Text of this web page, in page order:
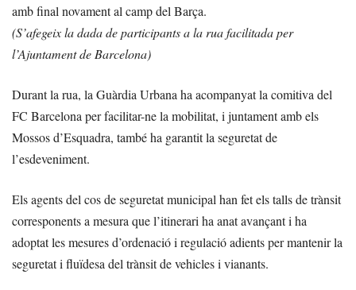
amb final novament al camp del Barça.
(S’afegeix la dada de participants a la rua facilitada per
l’Ajuntament de Barcelona)
Durant la rua, la Guàrdia Urbana ha acompanyat la comitiva del
FC Barcelona per facilitar-ne la mobilitat, i juntament amb els
Mossos d’Esquadra, també ha garantit la seguretat de
l’esdeveniment.
Els agents del cos de seguretat municipal han fet els talls de trànsit
corresponents a mesura que l’itinerari ha anat avançant i ha
adoptat les mesures d’ordenació i regulació adients per mantenir la
seguretat i fluïdesa del trànsit de vehicles i vianants.